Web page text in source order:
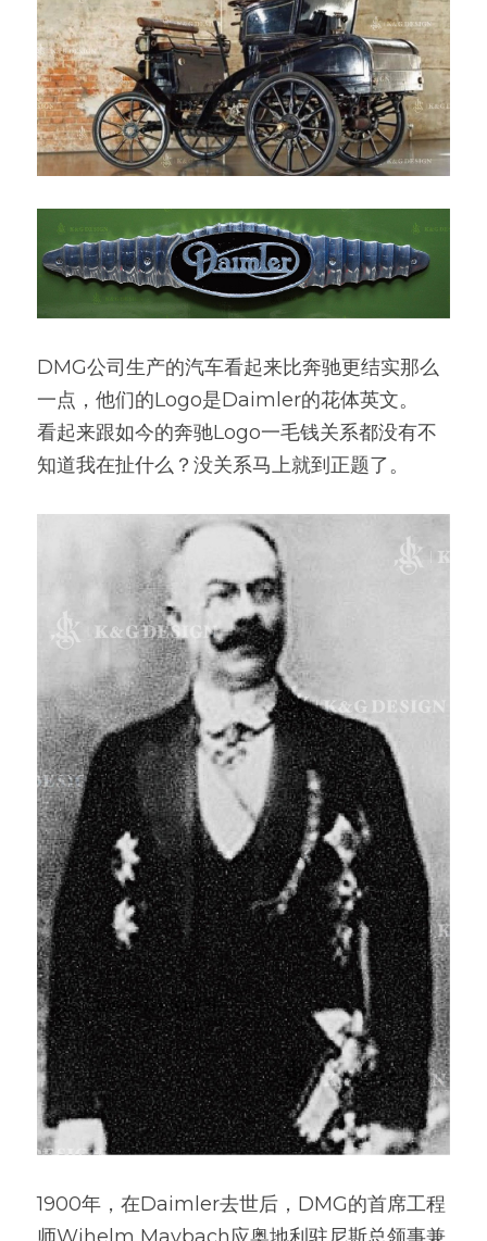
DMG公司生产的汽车看起来比奔驰更结实那么
一点，他们的Logo是Daimler的花体英文。
看起来跟如今的奔驰Logo一毛钱关系都没有不
知道我在扯什么？没关系马上就到正题了。
1900年，在Daimler去世后，DMG的首席工程
师Wihelm Maybach应奥地利驻尼斯总领事兼